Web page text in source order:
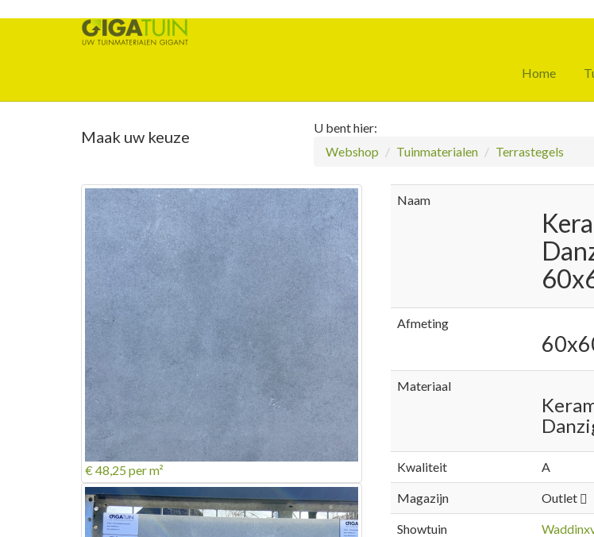
Home
Maak uw keuze
U bent hier:
Webshop
Tuinmaterialen Terrastegels
€ 48,25 per m²
Naam
Afmeting
Materiaal
Kwaliteit A
Magazijn Outlet
Showtuin